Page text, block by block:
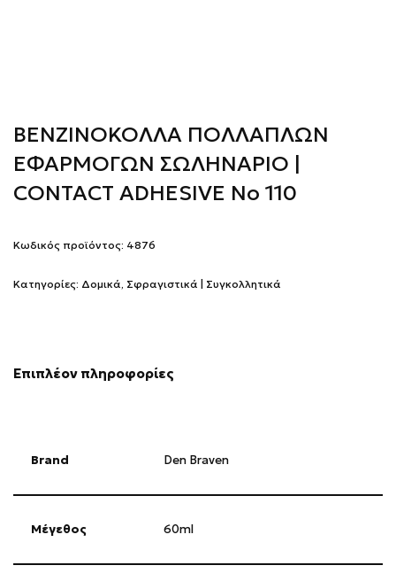
ΒΕΝΖΙΝΟΚΟΛΛΑ ΠΟΛΛΑΠΛΩΝ
ΕΦΑΡΜΟΓΩΝ ΣΩΛΗΝΑΡΙΟ |
CONTACT ADHESIVE No 110
Κωδικός προϊόντος: 4876
Κατηγορίες: Δομικά Σφραγιστικά | Συγκολλητικά
Επιπλέον πληροφορίες
Brand Den Braven
Μέγεθος 60ml